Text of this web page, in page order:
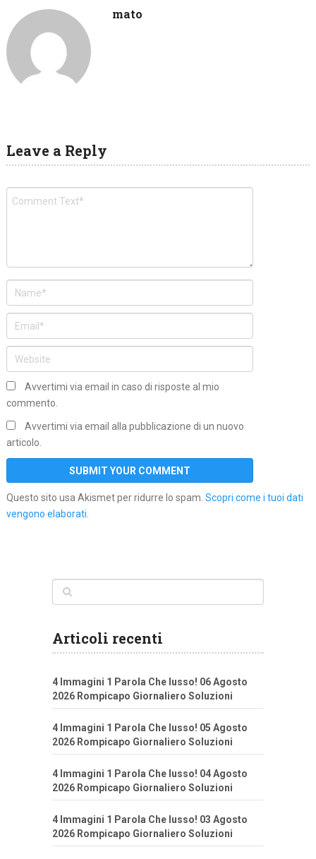
mato
Leave a Reply
Avvertimi via email in caso di risposte al mio
commento.
Avvertimi via email alla pubblicazione di un nuovo
articolo.
Questo sito usa Akismet per ridurre lo spam. Scopri come i tuoi dati
vengono elaborati.
Articoli recenti
4 Immagini 1 Parola Che lusso! 06 Agosto
2026 Rompicapo Giornaliero Soluzioni
4 Immagini 1 Parola Che lusso! 05 Agosto
2026 Rompicapo Giornaliero Soluzioni
4 Immagini 1 Parola Che lusso! 04 Agosto
2026 Rompicapo Giornaliero Soluzioni
4 Immagini 1 Parola Che lusso! 03 Agosto
2026 Rompicapo Giornaliero Soluzioni